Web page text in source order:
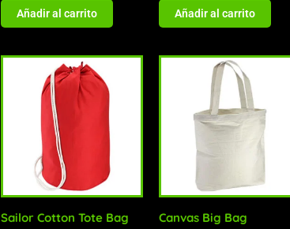
Añadir al carrito Añadir al carrito
Sailor Cotton Tote Bag Canvas Big Bag